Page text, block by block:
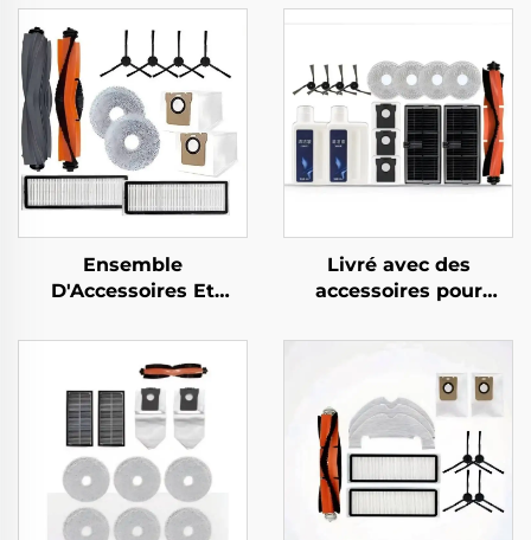
Ensemble
D'Accessoires Et
Le Robot Aspirateur
Dreame L20 Ultra
Livré avec des
accessoires pour
Pro, tels que la brosse
à rouleaux, le tissu de
filtre ultra S30 Pro, le
sac à poussière et le
liquide de nettoyage